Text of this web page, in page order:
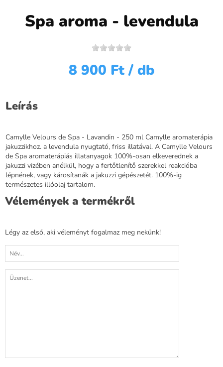
Spa aroma - levendula
8 900 Ft / db
Leírás
Camylle Velours de Spa - Lavandin - 250 ml Camylle aromaterápia
jakuzzikhoz. a levendula nyugtató, friss illatával. A Camylle Velours
de Spa aromaterápiás illatanyagok 100%-osan elkeverednek a
jakuzzi vizében anélkül, hogy a fertőtlenítő szerekkel reakcióba
lépnének, vagy károsítanák a jakuzzi gépészetét. 100%-ig
természetes illóolaj tartalom.
Vélemények a termékről
Légy az első, aki véleményt fogalmaz meg nekünk!